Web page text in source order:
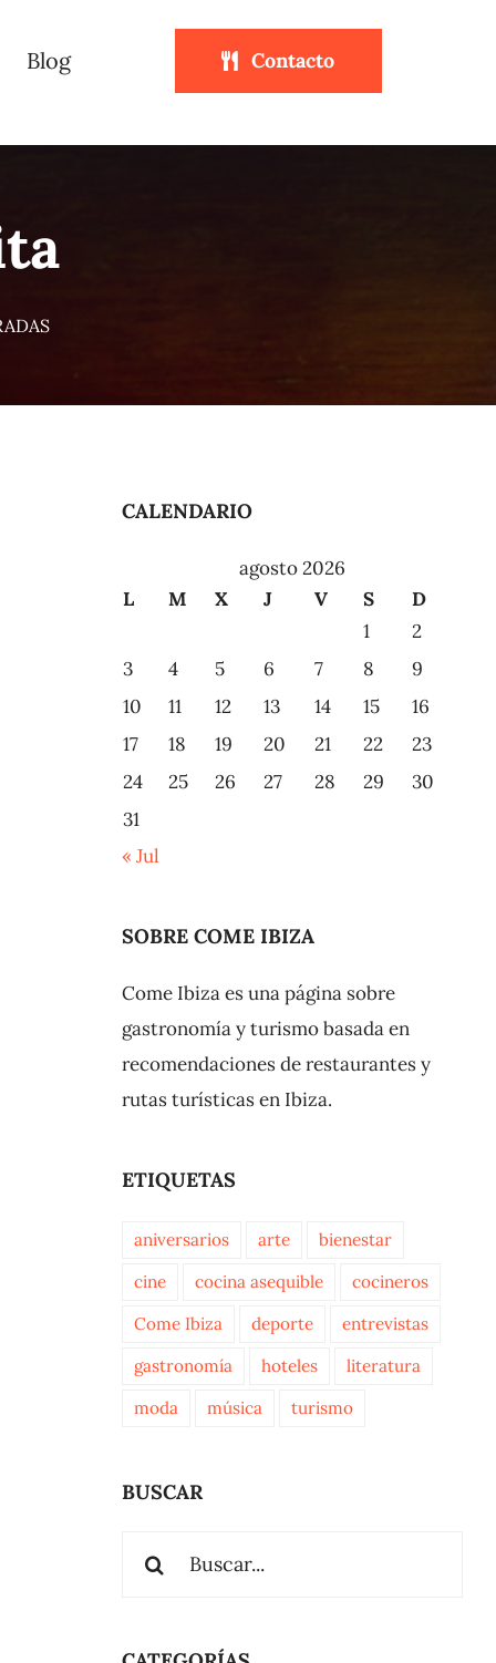
Blog Contacto
CALENDARIO
agosto 2026
L
M X J V S
D
1
2
3
4 5 6 7 8
9
10
11 12 13 14 15
16
17
18 19 20 21 22
23
24
25 26 27 28 29
30
31
« Jul
SOBRE COME IBIZA
Come Ibiza es una página sobre
gastronomía y turismo basada en
recomendaciones de restaurantes y
rutas turísticas en Ibiza.
ETIQUETAS
aniversarios arte
bienestar
cine
cocina asequible
cocineros
Come Ibiza
deporte
entrevistas
gastronomía
hoteles
literatura
moda
música turismo
BUSCAR